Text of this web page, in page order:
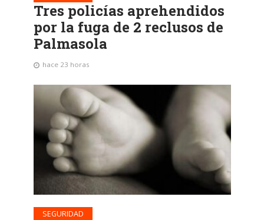
Tres policías aprehendidos
por la fuga de 2 reclusos de
Palmasola
hace 23 horas
SEGURIDAD